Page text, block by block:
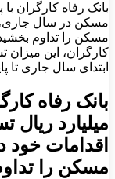
مسکن در سال
مسکن را تداوم
ابتدای سال جاری تا
میلیارد
اقدامات
مسکن را